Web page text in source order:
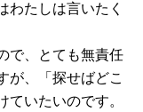
たしは言いたく
で、とても無責任
が、「探せばどこ
いたいのです。